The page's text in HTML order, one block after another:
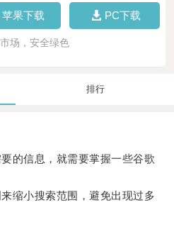
苹果下载 PC下载
场，安全绿色
排行
信息，就需要掌握一些谷歌
小搜索范围，避免出现过多